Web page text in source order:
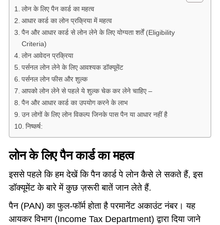
लोन के लिए पैन कार्ड का महत्व
आधार कार्ड का लोन प्रक्रिया में महत्व
पैन और आधार कार्ड से लोन लेने के लिए योग्यता शर्तें (Eligibility
Criteria)
लोन आवेदन प्रक्रिया
पर्सनल लोन लेने के लिए आवश्यक डॉक्यूमेंट
पर्सनल लोन फीस और शुल्क
आपको लोन लेने से पहले ये शुल्क चेक कर लेने चाहिए –
पैन और आधार कार्ड का उपयोग करने के लाभ
उन लोगों के लिए लोन विकल्प जिनके पास पैन या आधार नहीं है
निष्कर्ष:
लोन के लिए पैन कार्ड का महत्व
इससे पहले कि हम देखें कि पैन कार्ड पे लोन कैसे ले सकते हैं, इस
डॉक्यूमेंट के बारे में कुछ ज़रूरी बातें जान लेते हैं.
पैन (PAN) का फुल-फॉर्म होता है परमानेंट अकाउंट नंबर। यह
आयकर विभाग (Income Tax Department) द्वारा दिया जाने